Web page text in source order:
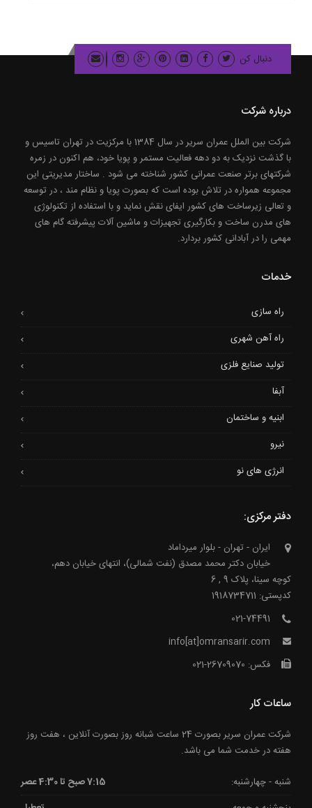
دنبال کن
درباره شرکت
شرکت بین الملل عمران سریر در سال 1384 با مرکزیت در تهران تاسیس و
با گذشت نزدیک به دو دهه فعالیت مستمر و پویا خود، هم اکنون در زمره
شرکتهای برتر صنعت عمرانی کشور شناخته می شود . ساختار مدیریتی این
مجموعه همواره در تلاش بوده است که بصورت پویا و نظام مند ، در توسعه
و تعالی زیرساخت های کشور ایفای نقش نماید و با استفاده از تکنولوژی
های مدرن ساخت و بکارگیری تجهیزات و ماشین آلات پیشرفته گام های
مهمی را در آبادانی کشور بردارد.
خدمات
راه سازی
راه آهن شهری
تولید صنایع فلزی
آبفا
ابنیه و ساختمان
نیرو
انرژی های نو
دفتر مرکزی:
ایران - تهران - بلوار میرداماد
خیابان دکتر محمد مصدق (نفت شمالی)، انتهای خیابان دهم،
کوچه سینا، پلاک 9 , 6
کدپستی: 1918734711
021-74491
info[at]omransarir.com
فکس: 26709070-021
ساعات کار
شرکت عمران سریر بصورت 24 ساعت شبانه روز بصورت آنلاین ، هفت روز
هفته در خدمت شما می باشد.
شنبه - چهارشنبه:
7:15 صبح تا 4:30 عصر